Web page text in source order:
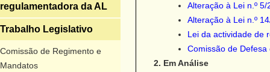
regulamentadora da AL
Trabalho Legislativo
Comissão de Regimento e
Mandatos
Alteração à Lei n.º
Alteração à Lei n.º
Lei da actividade de
Comissão de
Em Análise